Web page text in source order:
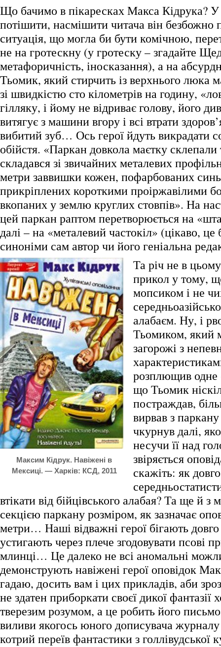
Що бачимо в пікаресках Макса Кідрука?
потішити, насмішити читача він безбожно
ситуація, що могла би бути комічною,
не на гротескну (у гротеску – згадайте
метафоричність, іносказання), а на
Тьомик, який стирчить із верхнього
зі швидкістю сто кілометрів на годину,
гілляку, і йому не відриває голову, його
витягує з машини вгору і всі втрати
вибитий зуб… Ось герої йдуть викрадати
обійстя. «Паркан довкола маєтку
складався зі звичайних металевих
метри заввишки кожен, пофарбованих
прикріплених короткими проіржавілими
вкопаних у землю круглих стовпів». На
цей паркан раптом перетворюється на
далі – на «металевий частокіл» (цікаво, це
синоніми сам автор чи його геніальна
Максим Кідрук. Навіжені в
Мексиці. — Харків: КСД, 2011
Та річ не в
прикол у тому,
мопсиком і не
алабаєм. Ну, і
Тьомиком, який
загорожі з
розплющив одне
що Тьомик
постраждав,
вирвав з
чкурнув далі,
несучи її над
звіряється
скажіть: як довго
втікати від бійцівського алабая? Та ще й з
секцією паркану розміром, як зазначає
метри… Наші відважні герої бігають
устигають через плече згодовувати псові
млинці… Це далеко не всі аномальні
демонструють навіжені герої оповідок
гадаю, досить вам і цих прикладів, аби
не здатен приборкати своєї дикої фантазії
тверезим розумом, а це робить його
виливи якогось юного дописувача
котрий переїв фантастики з голлівудської